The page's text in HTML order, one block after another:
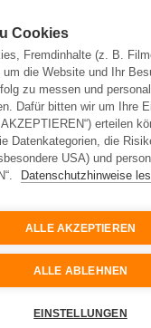
Für
mit
mit 150 Mbit/s
Cookies
Fremdinhalte (z. B.
die Website und Ihr
zu messen und
Dafür bitten wir um Ihre
erteilen
Datenkategorien, die
USA) und
Datenschutzhinweise
ALLE AKZEPTIEREN
ALLE ABLEHNEN
EINSTELLUNGEN